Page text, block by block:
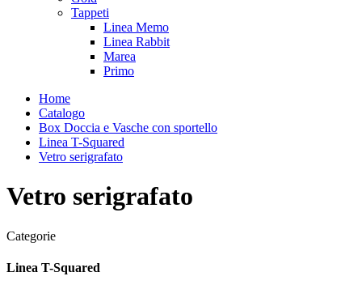
Tappeti
Linea Memo
Linea Rabbit
Marea
Primo
Home
Catalogo
Box Doccia e Vasche con sportello
Linea T-Squared
Vetro serigrafato
Vetro serigrafato
Categorie
Linea T-Squared